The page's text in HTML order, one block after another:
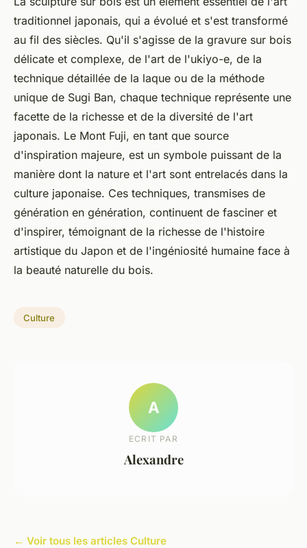
traditionnel japonais, qui a évolué et s'est transformé
au fil des siècles. Qu'il s'agisse de la gravure sur bois
délicate et complexe, de l'art de l'ukiyo-e, de la
technique détaillée de la laque ou de la méthode
unique de Sugi Ban, chaque technique représente une
facette de la richesse et de la diversité de l'art
japonais. Le Mont Fuji, en tant que source
d'inspiration majeure, est un symbole puissant de la
manière dont la nature et l'art sont entrelacés dans la
culture japonaise. Ces techniques, transmises de
génération en génération, continuent de fasciner et
d'inspirer, témoignant de la richesse de l'histoire
artistique du Japon et de l'ingéniosité humaine face à
la beauté naturelle du bois.
Culture
A
ECRIT PAR
Alexandre
← Voir tous les articles Culture